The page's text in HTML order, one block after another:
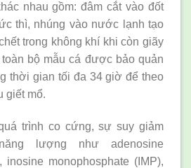
nhau gồm: đâm cắt vào đốt
thì, nhúng vào nước lạnh tạo
trong không khí khi còn giãy
bộ mẫu cá được bảo quản
thời gian tối đa 34 giờ để theo
giết mổ.
trình co cứng, sự suy giảm
lượng như adenosine
inosine monophosphate (IMP),